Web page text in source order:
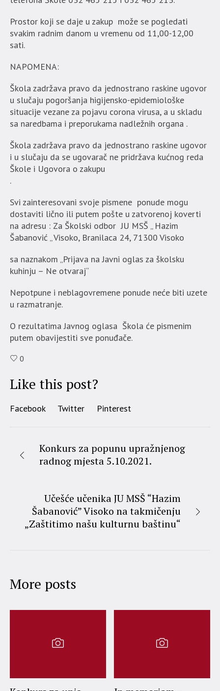
Prostor koji se daje u zakup može se pogledati
svakim radnim danom u vremenu od 11,00-12,00
sati.
NAPOMENA:
Škola zadržava pravo da jednostrano raskine ugovor
u slučaju pogoršanja higijensko-epidemiološke
situacije vezane za pojavu corona virusa, a u skladu
sa naredbama i preporukama nadležnih organa .
Škola zadržava pravo da jednostrano raskine ugovor
i u slučaju da se ugovarač ne pridržava kućnog reda
Škole i Ugovora o zakupu
.
Svi zainteresovani svoje pismene ponude mogu
dostaviti lično ili putem pošte u zatvorenoj koverti
na adresu : Za Školski odbor JU MSŠ „ Hazim
Šabanović „ Visoko, Branilaca 24, 71300 Visoko
sa naznakom „Prijava na Javni oglas za školsku
kuhinju – Ne otvaraj“
Nepotpune i neblagovremene ponude neće biti uzete
u razmatranje.
O rezultatima Javnog oglasa Škola će pismenim
putem obavijestiti sve ponuđače.
0
Like this post?
Facebook Twitter Pinterest
Konkurs za popunu upražnjenog
radnog mjesta 5.10.2021.
Učešće učenika JU MSŠ “Hazim
Šabanović” Visoko na takmičenju
„Zaštitimo našu kulturnu baštinu“
More posts